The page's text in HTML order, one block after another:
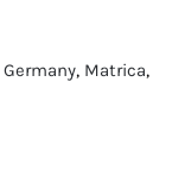
Germany, Matrica,